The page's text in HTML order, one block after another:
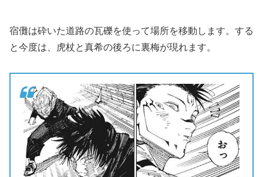
宿儺は砕いた道路の瓦礫を使って場所を移動します。する
と今度は、虎杖と真希の後ろに裏梅が現れます。